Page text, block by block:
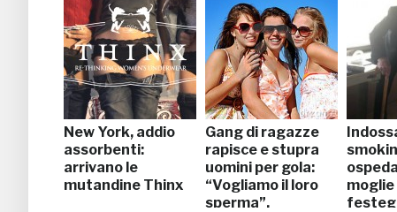
New York, addio
assorbenti:
arrivano le
mutandine Thinx
Gang di ragazze
rapisce e stupra
uomini per gola:
“Vogliamo il loro
sperma”.
moglie